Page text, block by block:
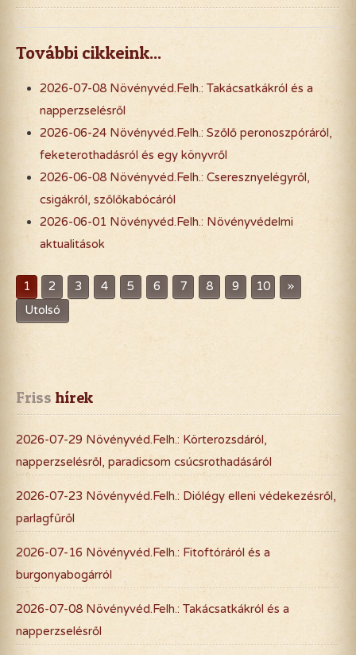
További cikkeink...
2026-07-08 Növényvéd.Felh.: Takácsatkákról és a
napperzselésről
2026-06-24 Növényvéd.Felh.: Szőlő peronoszpóráról,
feketerothadásról és egy könyvről
2026-06-08 Növényvéd.Felh.: Cseresznyelégyről,
csigákról, szőlőkabócáról
2026-06-01 Növényvéd.Felh.: Növényvédelmi
aktualitások
1 2 3 4 5 6 7 8 9 10 »
Utolsó
Friss hírek
2026-07-29 Növényvéd.Felh.: Körterozsdáról,
napperzselésről, paradicsom csúcsrothadásáról
2026-07-23 Növényvéd.Felh.: Diólégy elleni védekezésről,
parlagfűről
2026-07-16 Növényvéd.Felh.: Fitoftóráról és a
burgonyabogárról
2026-07-08 Növényvéd.Felh.: Takácsatkákról és a
napperzselésről